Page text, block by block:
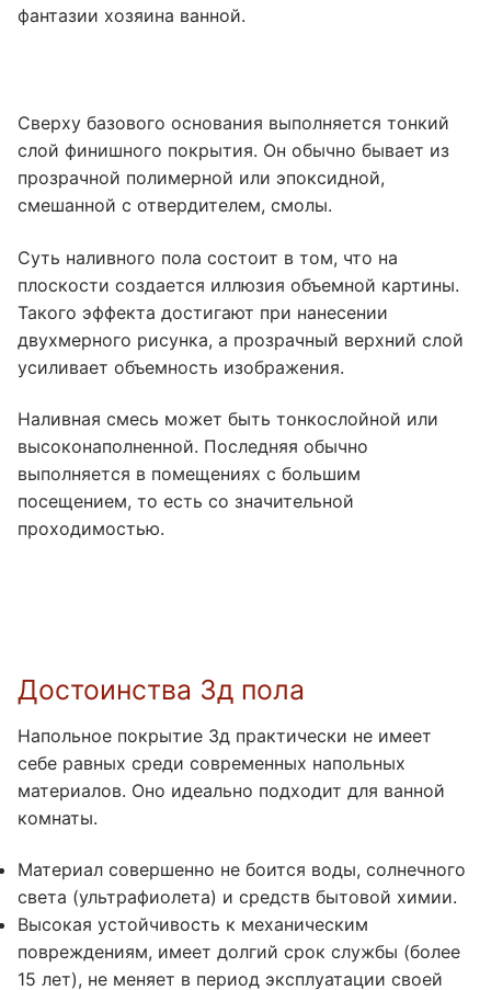
фантазии хозяина ванной.
Сверху базового основания выполняется тонкий
слой финишного покрытия. Он обычно бывает из
прозрачной полимерной или эпоксидной,
смешанной с отвердителем, смолы.
Суть наливного пола состоит в том, что на
плоскости создается иллюзия объемной картины.
Такого эффекта достигают при нанесении
двухмерного рисунка, а прозрачный верхний слой
усиливает объемность изображения.
Наливная смесь может быть тонкослойной или
высоконаполненной. Последняя обычно
выполняется в помещениях с большим
посещением, то есть со значительной
проходимостью.
Достоинства 3д пола
Напольное покрытие 3д практически не имеет
себе равных среди современных напольных
материалов. Оно идеально подходит для ванной
комнаты.
Материал совершенно не боится воды, солнечного
света (ультрафиолета) и средств бытовой химии.
Высокая устойчивость к механическим
повреждениям, имеет долгий срок службы (более
15 лет), не меняет в период эксплуатации своей